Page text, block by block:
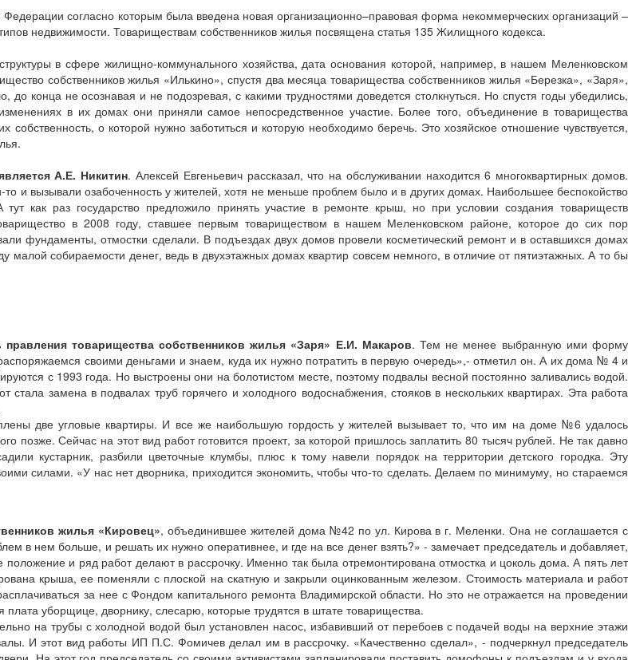
Федерации согласно которым была введена новая организационно–правовая форма некоммерческих организаций –
недвижимости. Товариществам собственников жилья посвящена статья 135 Жилищного кодекса.
в сфере жилищно-коммунального хозяйства, дата основания которой, например, в нашем Меленковском
собственников жилья «Илькино», спустя два месяца товарищества собственников жилья «Березка», «Заря»,
конца не осознавая и не подозревая, с какими трудностями доведется столкнуться. Но спустя годы убедились,
в их домах они приняли самое непосредственное участие. Более того, объединение в товарищества
о которой нужно заботиться и которую необходимо беречь. Это хозяйское отношение чувствуется,
А.Е. Никитин. Алексей Евгеньевич рассказал, что на обслуживании находится 6 многоквартирных домов.
и вызывали озабоченность у жителей, хотя не меньше проблем было и в других домах. Наибольшее беспокойство
как раз государство предложило принять участие в ремонте крыш, но при условии создания товариществ
в 2008 году, ставшее первым товариществом в нашем Меленковском районе, которое до сих пор
фундаменты, отмостки сделали. В подъездах двух домов провели косметический ремонт и в оставшихся домах
собираемости денег, ведь в двухэтажных домах квартир совсем немного, в отличие от пятиэтажных. А то бы
правления товарищества собственников жилья «Заря» Е.И. Макаров. Тем не менее выбранную ими форму
своими деньгами и знаем, куда их нужно потратить в первую очередь»,- отметил он. А их дома № 4 и
с 1993 года. Но выстроены они на болотистом месте, поэтому подвалы весной постоянно заливались водой.
замена в подвалах труб горячего и холодного водоснабжения, стояков в нескольких квартирах. Эта работа
две угловые квартиры. И все же наибольшую гордость у жителей вызывает то, что им на доме №6 удалось
Сейчас на этот вид работ готовится проект, за которой пришлось заплатить 80 тысяч рублей. Не так давно
кустарник, разбили цветочные клумбы, плюс к тому навели порядок на территории детского городка. Эту
силами. «У нас нет дворника, приходится экономить, чтобы что-то сделать. Делаем по минимуму, но стараемся
жилья «Кировец», объединившее жителей дома №42 по ул. Кирова в г. Меленки. Она не соглашается с
в нем больше, и решать их нужно оперативнее, и где на все денег взять?» - замечает председатель и добавляет,
и ряд работ делают в рассрочку. Именно так была отремонтирована отмостка и цоколь дома. А пять лет
крыша, ее поменяли с плоской на скатную и закрыли оцинкованным железом. Стоимость материала и работ
за нее с Фондом капитального ремонта Владимирской области. Но это не отражается на проведении
уборщице, дворнику, слесарю, которые трудятся в штате товарищества.
на трубы с холодной водой был установлен насос, избавивший от перебоев с подачей воды на верхние этажи
И этот вид работы ИП П.С. Фомичев делал им в рассрочку. «Качественно сделал», - подчеркнул председатель